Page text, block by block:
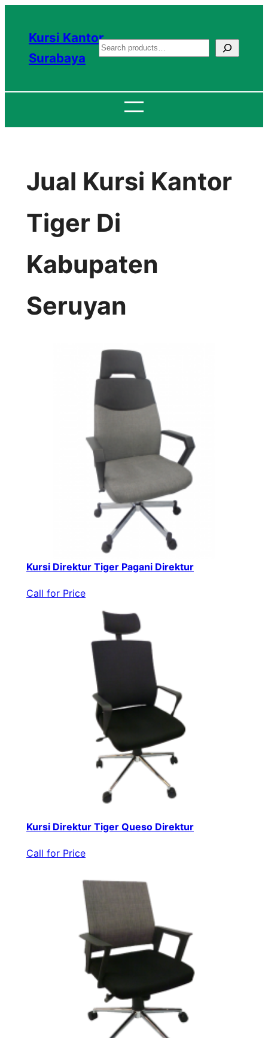
konten
Kursi Kantor
Surabaya
S
a
c
Jual Kursi Kantor
Tiger Di
Kabupaten
Seruyan
Kursi Direktur Tiger Pagani Direktur
Call for Price
Kursi Direktur Tiger Queso Direktur
Call for Price